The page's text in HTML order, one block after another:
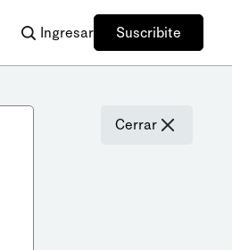
Ingresar Suscribite
Cerrar